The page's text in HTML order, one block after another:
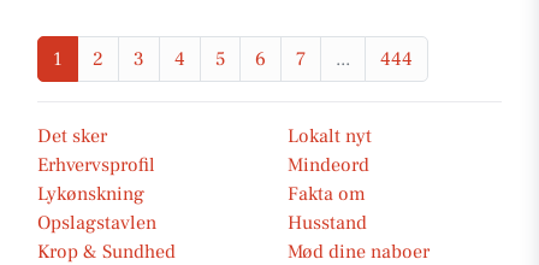
1 2 3 4 5 6 7 ... 444
Det sker
Lokalt nyt
Erhvervsprofil
Mindeord
Lykønskning
Fakta om
Opslagstavlen
Husstand
Krop & Sundhed
Mød dine naboer